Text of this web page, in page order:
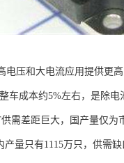
压和大电流应用提供更
车成本约5%左右，是除
需差距巨大，国产量仅为
量只有1115万只，供需